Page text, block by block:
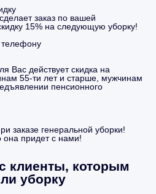
заказ по вашей
15% на следующую уборку!
телефону
Вас действует скидка на
55-ти лет и старше, мужчинам
пенсионного
заказе генеральной уборки!
она придет с нами!
клиенты, которым
уборку